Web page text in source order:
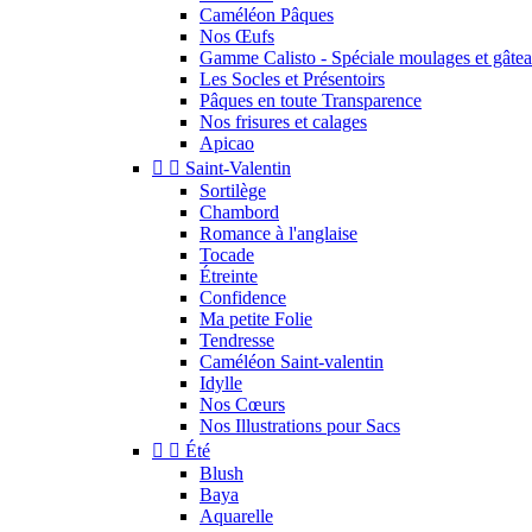
Caméléon Pâques
Nos Œufs
Gamme Calisto - Spéciale moulages et
Les Socles et Présentoirs
Pâques en toute Transparence
Nos frisures et calages
Apicao
  Saint-Valentin
Sortilège
Chambord
Romance à l'anglaise
Tocade
Étreinte
Confidence
Ma petite Folie
Tendresse
Caméléon Saint-valentin
Idylle
Nos Cœurs
Nos Illustrations pour Sacs
  Été
Blush
Baya
Aquarelle